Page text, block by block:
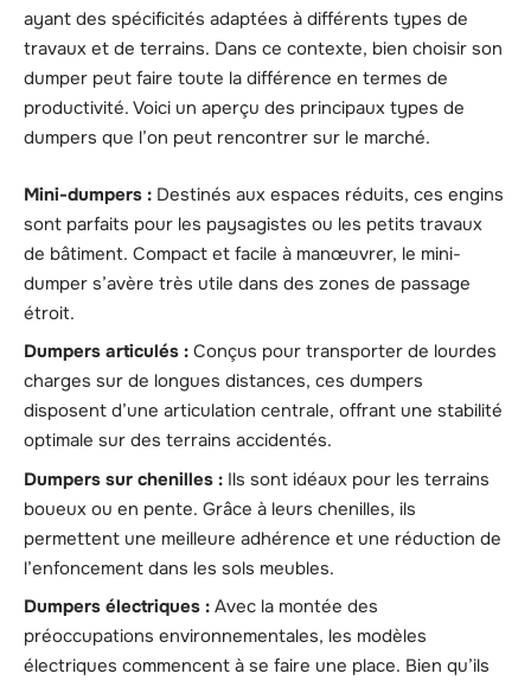
ayant des spécificités adaptées à différents types de
travaux et de terrains. Dans ce contexte, bien choisir son
dumper peut faire toute la différence en termes de
productivité. Voici un aperçu des principaux types de
dumpers que l’on peut rencontrer sur le marché.
Mini-dumpers : Destinés aux espaces réduits, ces engins
sont parfaits pour les paysagistes ou les petits travaux
de bâtiment. Compact et facile à manœuvrer, le mini-
dumper s’avère très utile dans des zones de passage
étroit.
Dumpers articulés : Conçus pour transporter de lourdes
charges sur de longues distances, ces dumpers
disposent d’une articulation centrale, offrant une stabilité
optimale sur des terrains accidentés.
Dumpers sur chenilles : Ils sont idéaux pour les terrains
boueux ou en pente. Grâce à leurs chenilles, ils
permettent une meilleure adhérence et une réduction de
l’enfoncement dans les sols meubles.
Dumpers électriques : Avec la montée des
préoccupations environnementales, les modèles
électriques commencent à se faire une place. Bien qu’ils